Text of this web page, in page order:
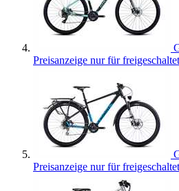
Preisanzeige nur für
Preisanzeige nur für